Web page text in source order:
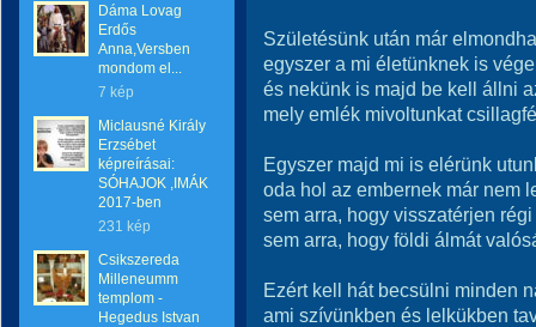
Dáma Lovag
Erdős
Anna,Versben
mondom el...
7 kép
Miclausné Király
Erzsébet
képreírásai:
SÓHAJOK ,IMÁK
2017-ben
231 kép
Csikszereda
Milleneumm
templom -
Hegedus Istvan
Születésünk után már
egyszer a mi életünknek is
és nekünk is majd be kell állni
mely emlék mivoltunkat
Egyszer majd mi is elérünk
oda hol az embernek már nem
sem arra, hogy visszatérjen
sem arra, hogy földi álmát
Ezért kell hát becsülni minden
ami szívünkben és lelkükben